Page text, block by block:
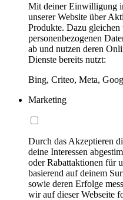
Mit deiner Einwilligung
unserer Website über
Produkte. Dazu gleichen
personenbezogenen
ab und nutzen deren
Dienste bereits nutzt:
Bing, Criteo, Meta,
Marketing
Durch das Akzeptieren
deine Interessen
oder Rabattaktionen für
basierend auf deinem
sowie deren Erfolge
wir auf dieser Webseite